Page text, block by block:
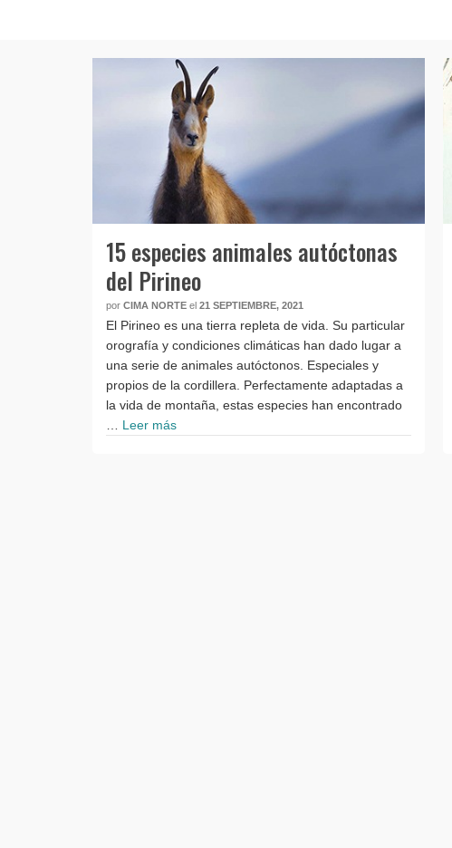
15 especies animales autóctonas
del Pirineo
por CIMA NORTE el 21 SEPTIEMBRE, 2021
El Pirineo es una tierra repleta de vida. Su particular
orografía y condiciones climáticas han dado lugar a
una serie de animales autóctonos. Especiales y
propios de la cordillera. Perfectamente adaptadas a
la vida de montaña, estas especies han encontrado
… Leer más